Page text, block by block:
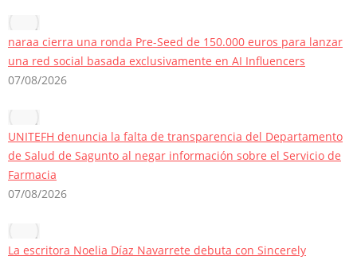
naraa cierra una ronda Pre-Seed de 150.000 euros para lanzar
una red social basada exclusivamente en AI Influencers
07/08/2026
UNITEFH denuncia la falta de transparencia del Departamento
de Salud de Sagunto al negar información sobre el Servicio de
Farmacia
07/08/2026
La escritora Noelia Díaz Navarrete debuta con Sincerely